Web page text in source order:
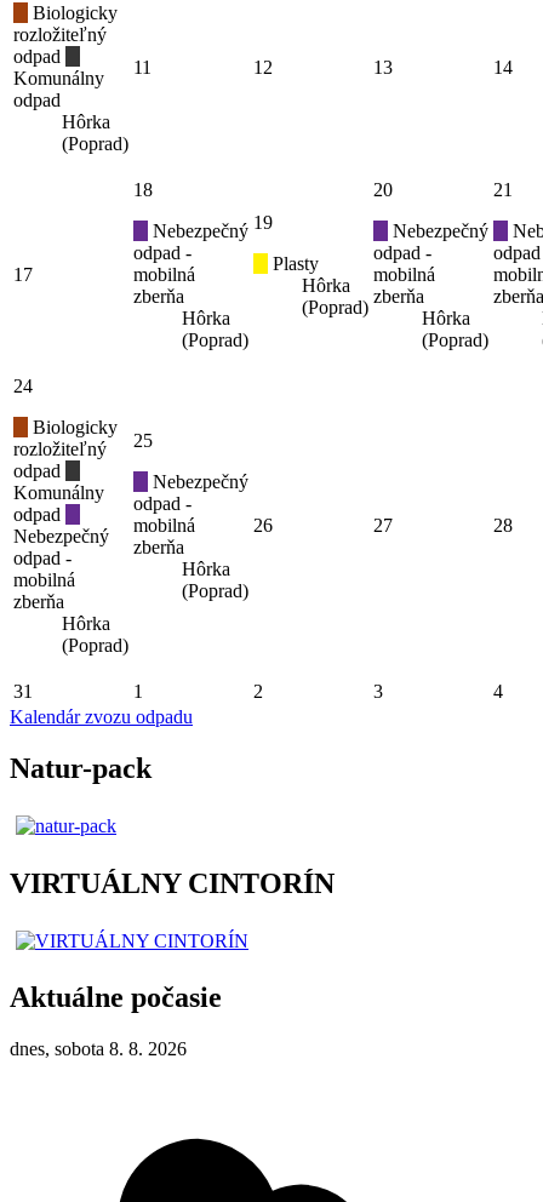
Biologicky
rozložiteľný
odpad
Komunálny
odpad
Hôrka
(Poprad)
11 12 13 14
17
18
Nebezpečný
odpad -
mobilná
zberňa
Hôrka
(Poprad)
19
Plasty
Hôrka
(Poprad)
20
Nebezpečný
odpad -
mobilná
zberňa
Hôrka
(Poprad)
21
zberňa
24
Biologicky
rozložiteľný
odpad
Komunálny
odpad
Nebezpečný
odpad -
mobilná
zberňa
Hôrka
(Poprad)
25
Nebezpečný
odpad -
mobilná
zberňa
Hôrka
(Poprad)
26 27 28
31 1 2 3
4
Kalendár zvozu odpadu
Natur-pack
VIRTUÁLNY CINTORÍN
Aktuálne počasie
dnes, sobota 8. 8. 2026